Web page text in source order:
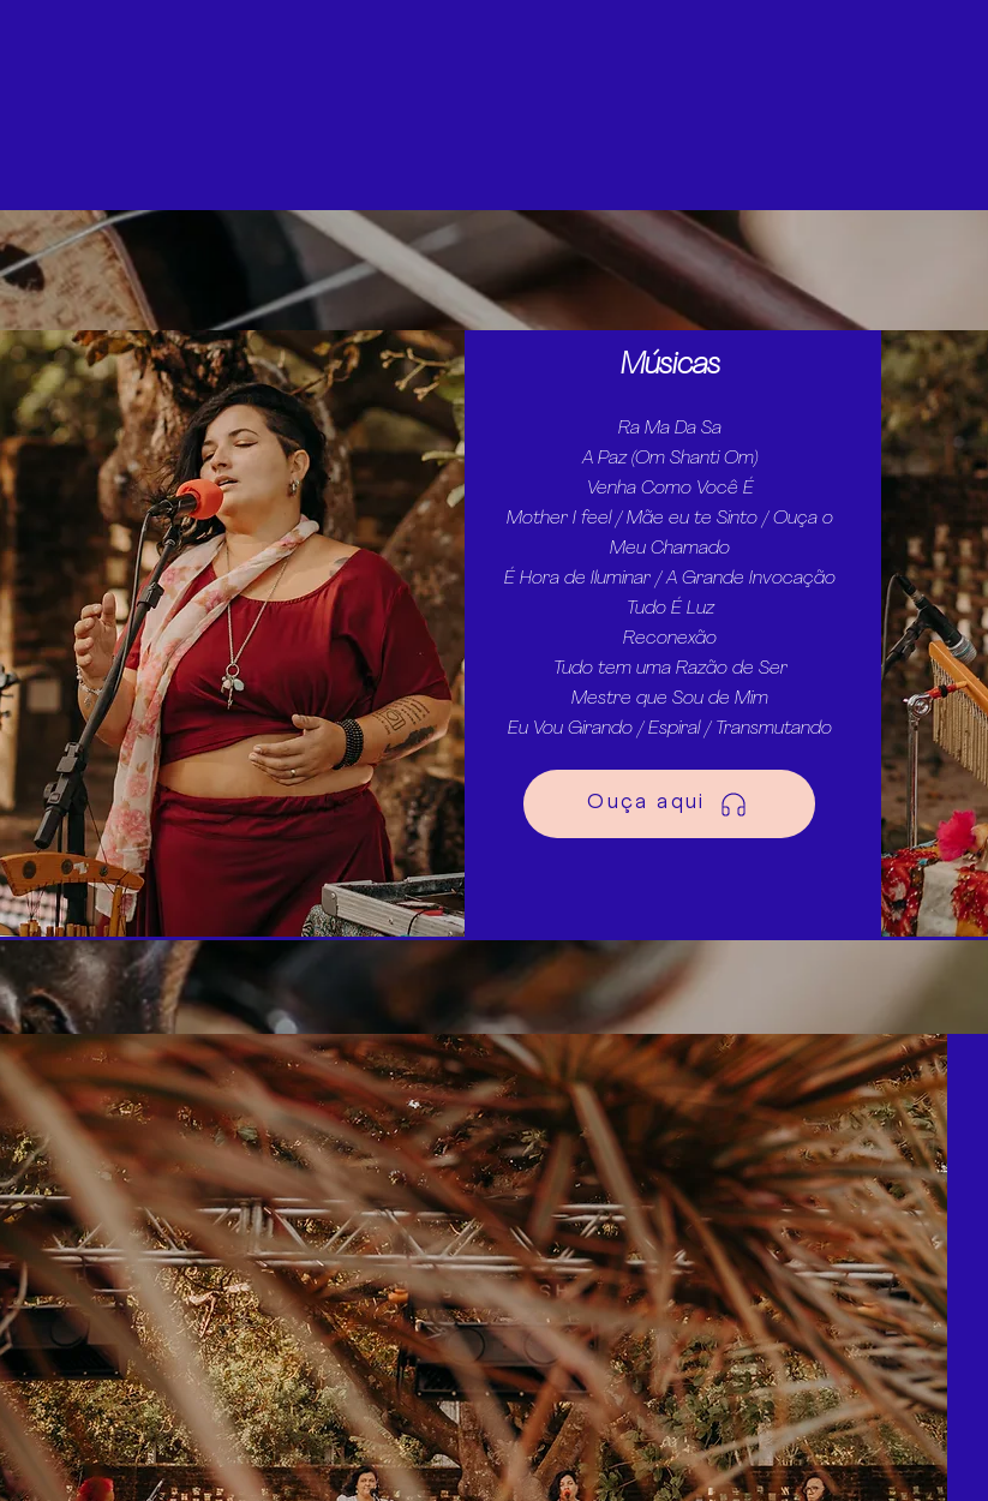
Músicas
Ra Ma Da Sa
A Paz (Om Shanti Om)
Venha Como Você É
Mother I feel / Mãe eu te Sinto / Ouça o
Meu Chamado
É Hora de Iluminar / A Grande Invocação
Tudo É Luz
Reconexão
Tudo tem uma Razão de Ser
Mestre que Sou de Mim
Eu Vou Girando / Espiral / Transmutando
Ouça aqui